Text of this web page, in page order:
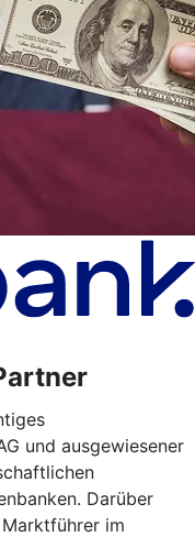
und ausgewiesener
Darüber
im